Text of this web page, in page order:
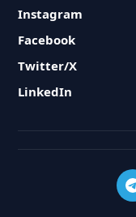
Instagram
Facebook
Twitter/X
LinkedIn